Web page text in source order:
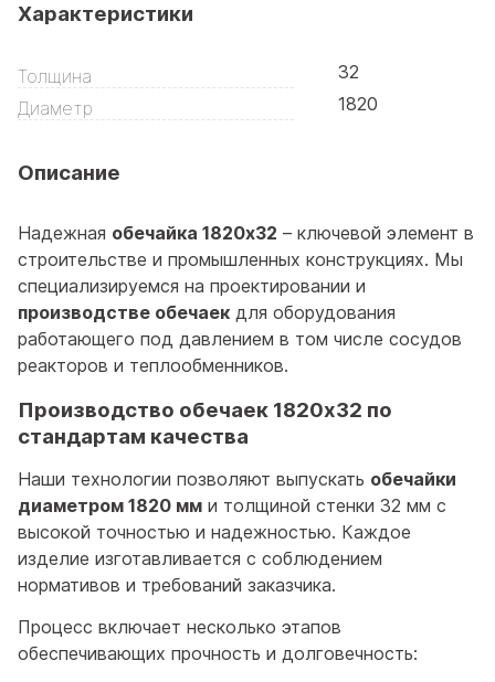
Характеристики
Толщина
32
Диаметр
1820
Описание
Надежная обечайка 1820х32 – ключевой элемент в
строительстве и промышленных конструкциях. Мы
специализируемся на проектировании и
производстве обечаек для оборудования
работающего под давлением в том числе сосудов
реакторов и теплообменников.
Производство обечаек 1820х32 по
стандартам качества
Наши технологии позволяют выпускать обечайки
диаметром 1820 мм и толщиной стенки 32 мм с
высокой точностью и надежностью. Каждое
изделие изготавливается с соблюдением
нормативов и требований заказчика.
Процесс включает несколько этапов
обеспечивающих прочность и долговечность: